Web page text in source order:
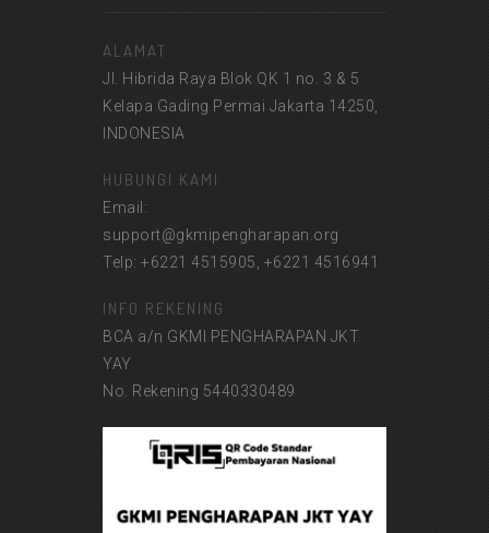
ALAMAT
Jl. Hibrida Raya Blok QK 1 no. 3 & 5
Kelapa Gading Permai Jakarta 14250,
INDONESIA
HUBUNGI KAMI
Email:
support@gkmipengharapan.org
Telp: +6221 4515905, +6221 4516941
INFO REKENING
BCA a/n GKMI PENGHARAPAN JKT
YAY
No. Rekening 5440330489